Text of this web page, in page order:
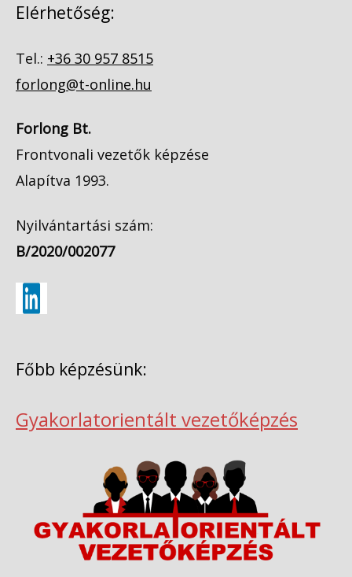
Elérhetőség:
Tel.: +36 30 957 8515
forlong@t-online.hu
Forlong Bt.
Frontvonali vezetők képzése
Alapítva 1993.
Nyilvántartási szám:
B/2020/002077
Főbb képzésünk:
Gyakorlatorientált vezetőképzés